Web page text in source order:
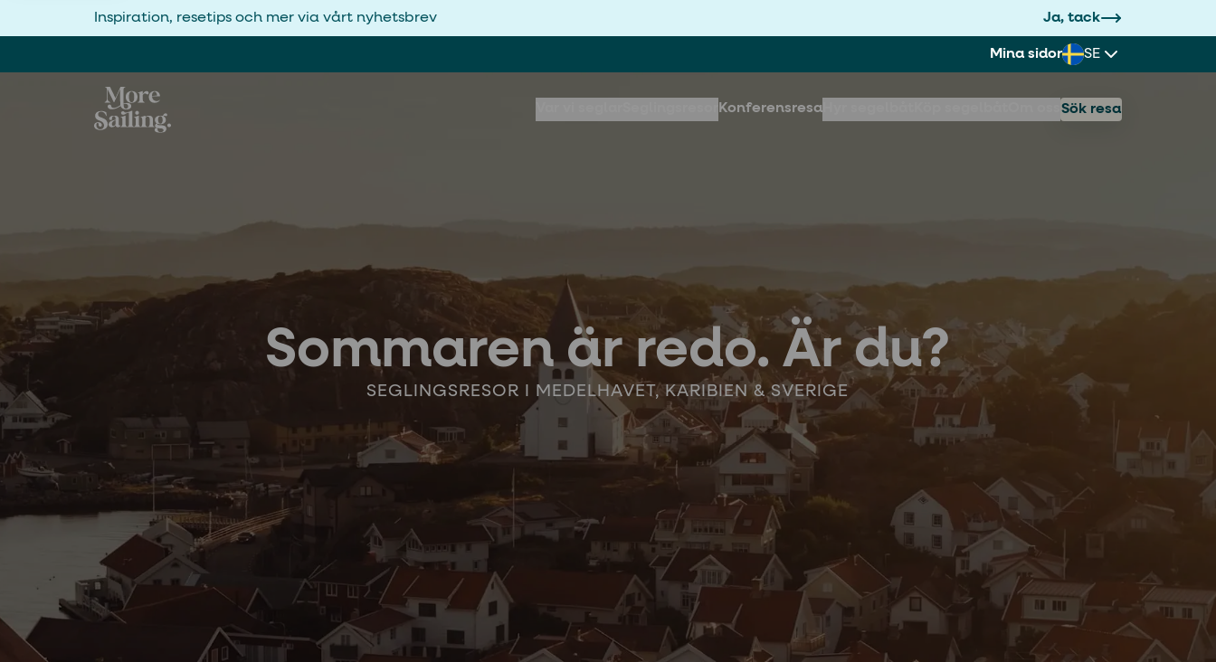
Inspiration, resetips och mer via vårt nyhetsbrev Ja, tack
Mina sidor SE
KonferensresaHyr segelbåt Sök resa
Sommaren är redo. Är du?
SEGLINGSRESOR I MEDELHAVET, KARIBIEN & SVERIGE